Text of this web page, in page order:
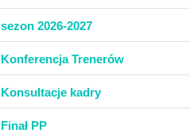
sezon 2026-2027
Konferencja Trenerów
Konsultacje kadry
Finał PP